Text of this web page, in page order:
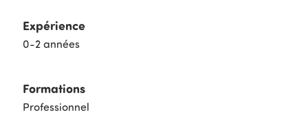
Expérience
0-2 années
Formations
Professionnel